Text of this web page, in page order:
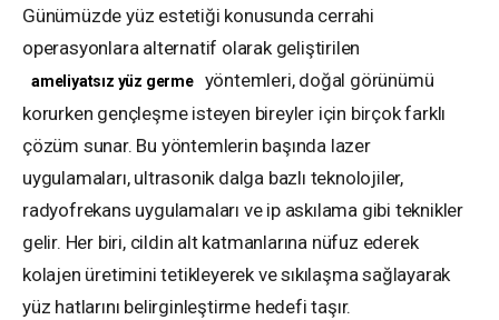
Günümüzde yüz estetiği konusunda cerrahi
operasyonlara alternatif olarak geliştirilen
ameliyatsız yüz germe
yöntemleri, doğal görünümü
korurken gençleşme isteyen bireyler için birçok farklı
çözüm sunar. Bu yöntemlerin başında lazer
uygulamaları, ultrasonik dalga bazlı teknolojiler,
radyofrekans uygulamaları ve ip askılama gibi teknikler
gelir. Her biri, cildin alt katmanlarına nüfuz ederek
kolajen üretimini tetikleyerek ve sıkılaşma sağlayarak
yüz hatlarını belirginleştirme hedefi taşır.